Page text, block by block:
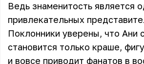
Ведь знаменитость является
привлекательных
Поклонники уверены, что Ани
становится только краше,
и вовсе приводит фанатов в